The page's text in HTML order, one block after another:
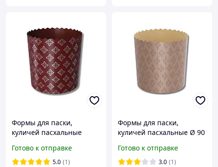
Формы для паски,
куличей пасхальные
Форма для выпечки пасок
бумажная коричневая с
Готово к отправке
5.0 (1)
Формы для паски,
куличей пасхальные Ø 90
Форма для выпечки пасок
бумажная стандарт
Готово к отправке
3.0 (1)